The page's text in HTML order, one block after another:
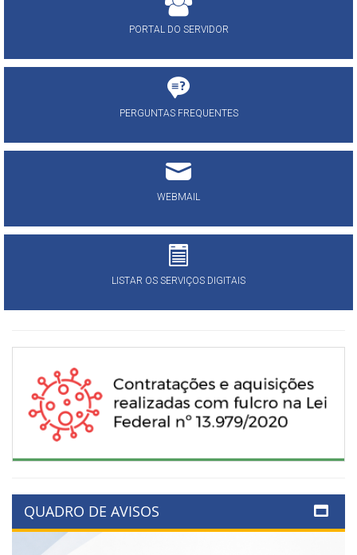
PORTAL DO SERVIDOR
PERGUNTAS FREQUENTES
WEBMAIL
LISTAR OS SERVIÇOS DIGITAIS
QUADRO DE AVISOS